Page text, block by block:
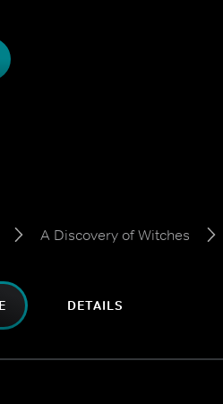
A Discovery of Witches
DETAILS